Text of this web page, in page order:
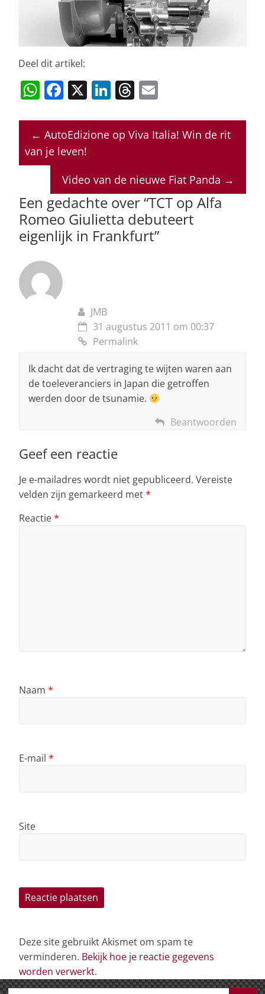
Deel dit artikel:
W
at
s
A
p
F
c
e
o
o
k
X Li
k
e
n
T
re
a
s
ai
l
← AutoEdizione op Viva Italia! Win de rit
van je leven!
Video van de nieuwe Fiat Panda →
Een gedachte over “TCT op Alfa
Romeo Giulietta debuteert
eigenlijk in Frankfurt”
JMB
31 augustus 2011 om 00:37
Permalink
Ik dacht dat de vertraging te wijten waren aan
de toeleveranciers in Japan die getroffen
werden door de tsunamie.
Beantwoorden
Geef een reactie
Je e-mailadres wordt niet gepubliceerd. Vereiste
velden zijn gemarkeerd met*
Reactie*
Naam *
E-mail *
Site
Deze site gebruikt Akismet om spam te
verminderen. Bekijk hoe je reactie gegevens
worden verwerkt.